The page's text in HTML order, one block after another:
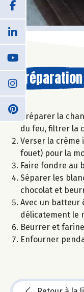
Préparation
Préparer la
du feu, filtrer la
Verser la crème
fouet) pour la
Faire fondre au
Séparer les
chocolat et
Avec un batteur
délicatement le
Beurrer et
Enfourner